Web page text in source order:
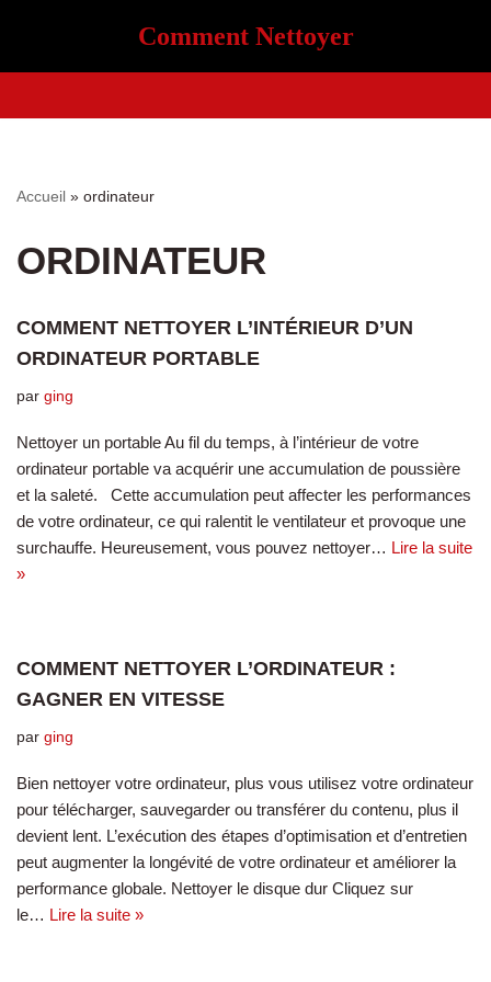
Comment Nettoyer
Accueil » ordinateur
ORDINATEUR
COMMENT NETTOYER L’INTÉRIEUR D’UN
ORDINATEUR PORTABLE
par ging
Nettoyer un portable Au fil du temps, à l’intérieur de votre
ordinateur portable va acquérir une accumulation de poussière
et la saleté. Cette accumulation peut affecter les performances
de votre ordinateur, ce qui ralentit le ventilateur et provoque une
surchauffe. Heureusement, vous pouvez nettoyer… Lire la suite
»
COMMENT NETTOYER L’ORDINATEUR :
GAGNER EN VITESSE
par ging
Bien nettoyer votre ordinateur, plus vous utilisez votre ordinateur
pour télécharger, sauvegarder ou transférer du contenu, plus il
devient lent. L’exécution des étapes d’optimisation et d’entretien
peut augmenter la longévité de votre ordinateur et améliorer la
performance globale. Nettoyer le disque dur Cliquez sur
le… Lire la suite »